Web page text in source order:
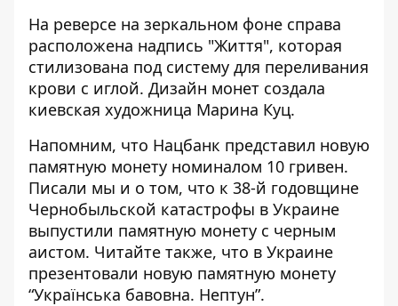
На реверсе на зеркальном фоне справа
расположена надпись "Життя", которая
стилизована под систему для переливания
крови с иглой. Дизайн монет создала
киевская художница Марина Куц.
Напомним, что Нацбанк представил новую
памятную монету номиналом 10 гривен.
Писали мы и о том, что к 38-й годовщине
Чернобыльской катастрофы в Украине
выпустили памятную монету с черным
аистом. Читайте также, что в Украине
презентовали новую памятную монету
“Українська бавовна. Нептун”.